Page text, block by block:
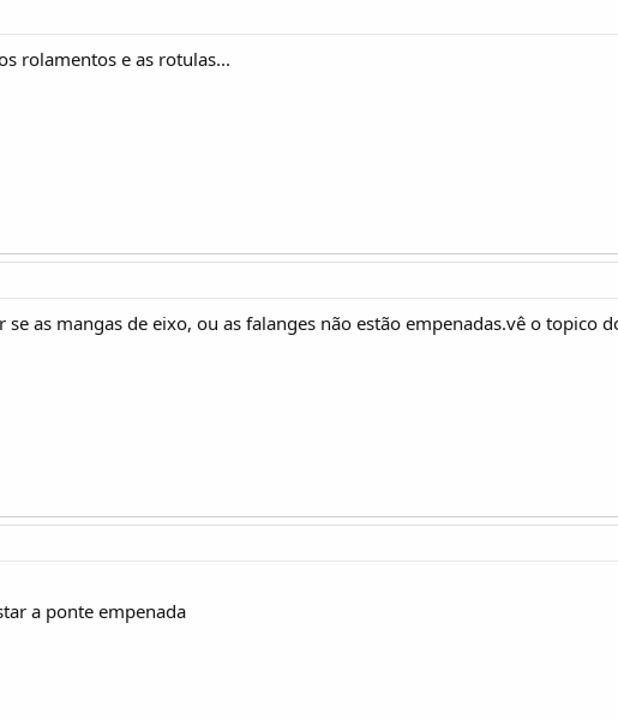
rolamentos e as rotulas...
as mangas de eixo, ou as falanges não estão empenadas.vê o topico
a ponte empenada